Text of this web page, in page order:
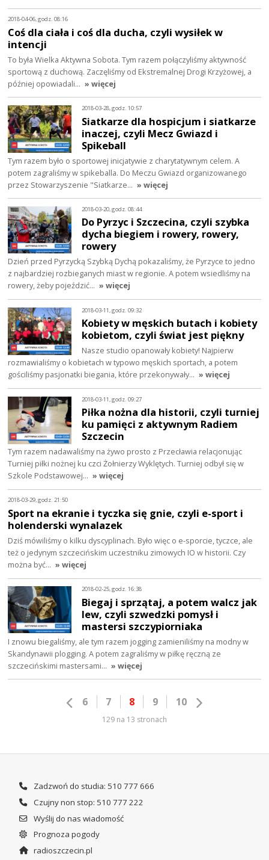
2018-04-06, godz. 08:16
Coś dla ciała i coś dla ducha, czyli wysiłek w
intencji
To była Wielka Aktywna Sobota. Tym razem połączyliśmy aktywność
sportową z duchową. Zaczęliśmy od Ekstremalnej Drogi Krzyżowej, a
później opowiadali… » więcej
2018-03-28, godz. 10:57
Siatkarze dla hospicjum i siatkarze
inaczej, czyli Mecz Gwiazd i
Spikeball
Tym razem było o sportowej inicjatywie z charytatywnym celem. A
potem zagraliśmy w spikeballa. Do Meczu Gwiazd organizowanego
przez Stowarzyszenie "Siatkarze… » więcej
2018-03-20, godz. 08:44
Do Pyrzyc i Szczecina, czyli szybka
dycha biegiem i rowery, rowery,
rowery
Dzień przed Pyrzycką Szybką Dychą pokazaliśmy, że Pyrzyce to jedno
z najbardziej rozbieganych miast w regionie. A potem wsiedliśmy na
rowery, żeby pojeździć… » więcej
2018-03-11, godz. 09:32
Kobiety w męskich butach i kobiety
kobietom, czyli świat jest piękny
Nasze studio opanowały kobiety! Najpierw
rozmawialiśmy o kobietach w typowo męskich sportach, a potem
gościliśmy pasjonatki biegania, które przekonywały… » więcej
2018-03-11, godz. 09:27
Piłka nożna dla historii, czyli turniej
ku pamięci z aktywnym Radiem
Szczecin
Tym razem nadawaliśmy na żywo prosto z Przecławia relacjonując
Turniej piłki nożnej ku czci Żołnierzy Wyklętych. Turniej odbył się w
Szkole Podstawowej… » więcej
2018-03-29, godz. 21:50
Sport na ekranie i tyczka się gnie, czyli e-sport i
holenderski wynalazek
Dziś mówiliśmy o kilku dyscyplinach. Było więc o e-sporcie, tyczce, ale
też o jedynym szczecińskim uczestniku zimowych IO w historii. Czy
można być… » więcej
2018-02-25, godz. 16:38
Biegaj i sprzątaj, a potem walcz jak
lew, czyli szwedzki pomysł i
mastersi szczypiorniaka
I znowu biegaliśmy, ale tym razem jogging zamieniliśmy na modny w
Skandynawii plogging. A potem zagraliśmy w piłkę ręczną ze
szczecińskimi mastersami… » więcej
6 7 8 9 10
129 na 13 stronach
Zadzwoń do studia: 510 777 666
Czujny non stop: 510 777 222
Wyślij do nas wiadomość
Prognoza pogody
radioszczecin.pl